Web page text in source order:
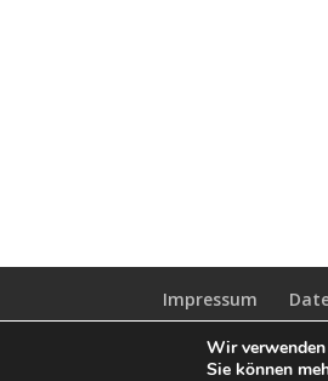
Impressum
Designed by
Wir
Sie können